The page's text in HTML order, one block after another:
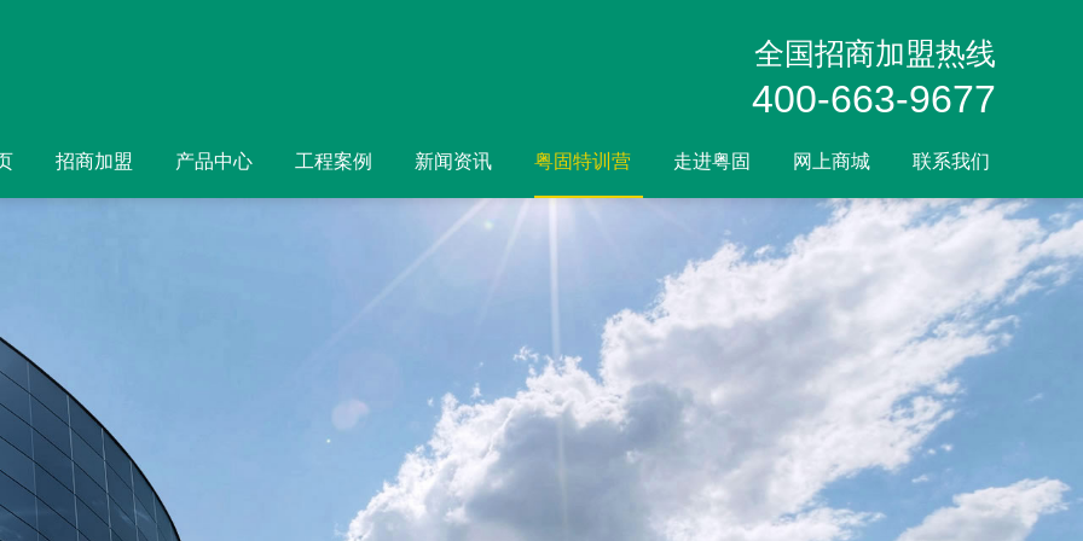
全国招商加盟热线
400-663-9677
招商加盟 产品中心 工程案例 新闻资讯 粤固特训营 走进粤固 网上商城 联系我们